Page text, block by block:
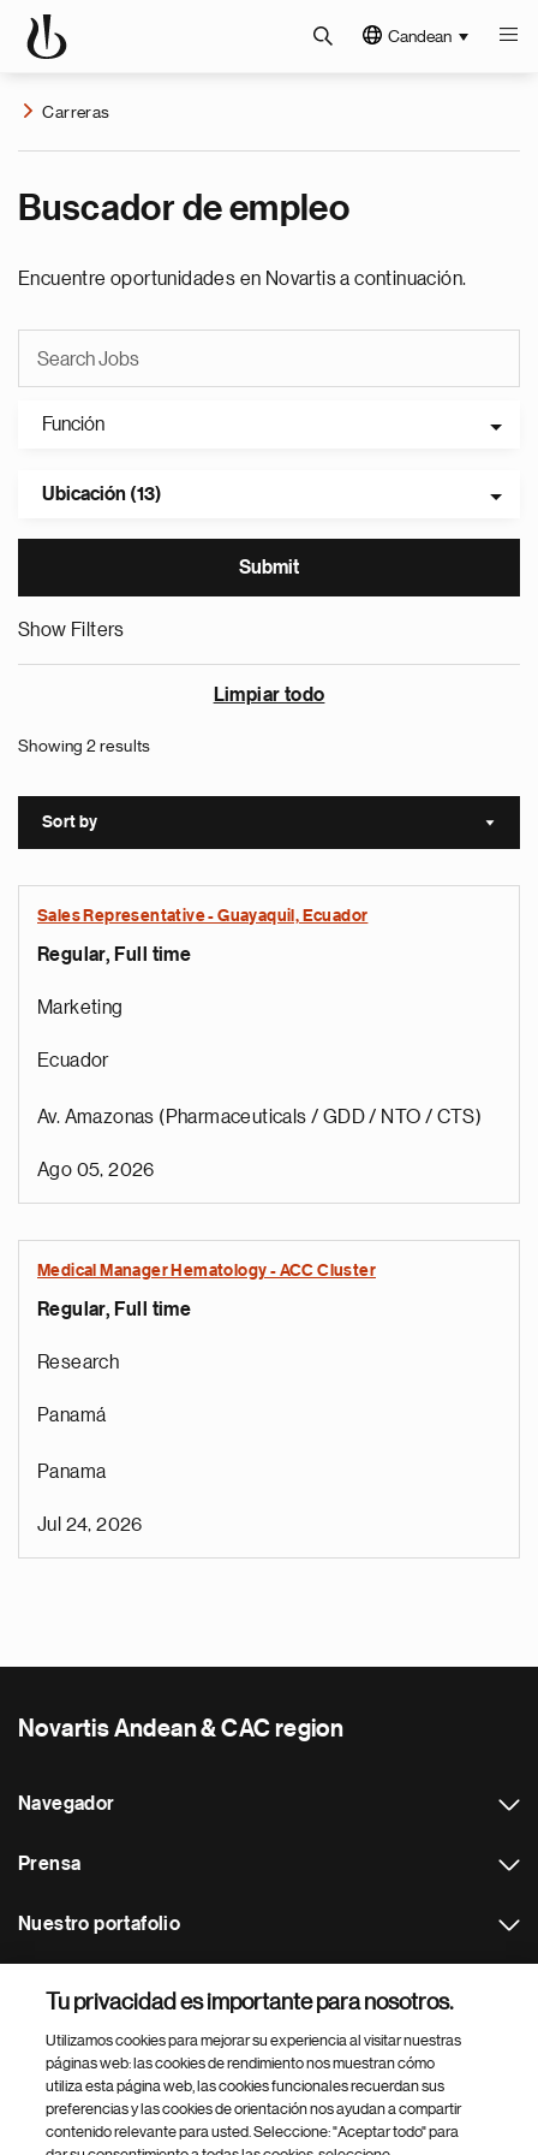
Candean
Carreras
Buscador de empleo
Encuentre oportunidades en Novartis a continuación.
Función
Ubicación (13)
Show Filters
Limpiar todo
Showing 2 results
Sort by Sort
Sales Representative - Guayaquil, Ecuador
Regular, Full time
Marketing
Ecuador
Av. Amazonas (Pharmaceuticals / GDD / NTO / CTS)
Ago 05, 2026
Medical Manager Hematology - ACC Cluster
Regular, Full time
Research
Panamá
Panama
Jul 24, 2026
Novartis Andean & CAC region
Navegador
Prensa
Nuestro portafolio
Footer Site Search
Tu privacidad es importante para nosotros.
Utilizamos cookies para mejorar su experiencia al visitar nuestras
páginas web: las cookies de rendimiento nos muestran cómo
utiliza esta página web, las cookies funcionales recuerdan sus
preferencias y las cookies de orientación nos ayudan a compartir
contenido relevante para usted. Seleccione: "Aceptar todo" para